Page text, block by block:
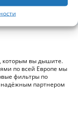
которым вы дышите.
по всей Европе мы
фильтры по
партнером